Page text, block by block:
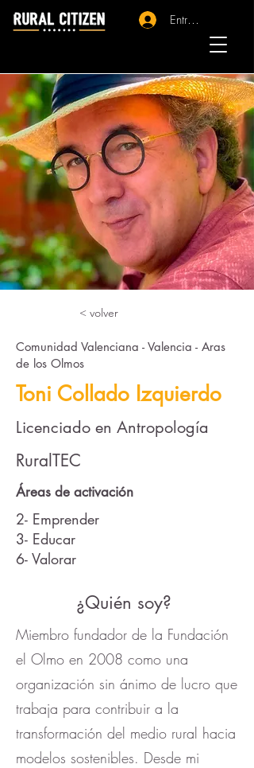
Entrar - Registro
< volver
Comunidad Valenciana - Valencia - Aras
de los Olmos
Toni Collado Izquierdo
Licenciado en Antropología
RuralTEC
Áreas de activación
2- Emprender
3- Educar
6- Valorar
¿Quién soy?
Miembro fundador de la Fundación
el Olmo en 2008 como una
organización sin ánimo de lucro que
trabaja para contribuir a la
transformación del medio rural hacia
modelos sostenibles. Desde mi